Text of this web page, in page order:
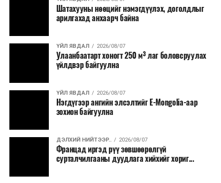
бүртгэгдсэн байна. Цаг уурын байгууллагууд ойрын
өдрүүдэд агаарын температур дахин огцом
анхааруулсан бөгөөд энэ нь гал унтраах ажиллагаанд
шинэ сорилт учруулж болзошгүйг онцолжээ.
Шатахууны нөөцийг нэмэгдүүлэх, доголдлыг
арилгахад анхаарч байна
ҮЙЛ ЯВДАЛ 2026/08/07
Улаанбаатарт хоногт 250 м³ лаг боловсруулах
үйлдвэр байгуулна
ҮЙЛ ЯВДАЛ 2026/08/07
Нэгдүгээр ангийн элсэлтийг E-Mongolia-аар
зохион байгуулна
ДЭЛХИЙ НИЙТЭЭР.. 2026/08/07
Францад иргэд рүү зөвшөөрөлгүй
сурталчилгааны дуудлага хийхийг хориг...